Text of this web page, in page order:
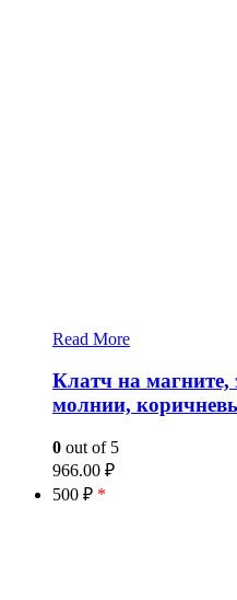
Read More
Клатч на
молнии,
0 out of 5
966.00 ₽
500 ₽ *